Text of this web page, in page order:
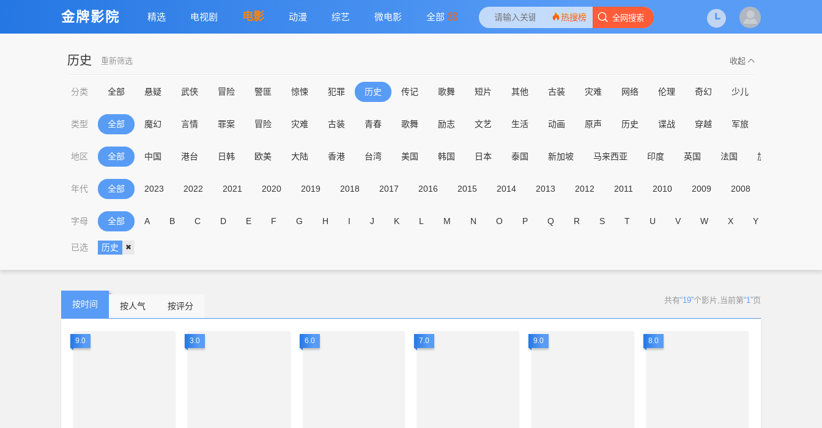
金牌影院 精选 电视剧 电影 动漫 综艺 微电影 全部 全网搜索
热搜榜
历史 重新筛选 收起
分类 全部 悬疑 武侠 冒险 警匪 惊悚 犯罪 历史 传记 歌舞 短片 其他 古装 灾难 网络 伦理 奇幻 少儿
类型 全部 魔幻 言情 罪案 冒险 灾难 古装 青春 歌舞 励志 文艺 生活 动画 原声 历史 谍战 穿越 军旅
地区 全部 中国 港台 日韩 欧美 大陆 香港 台湾 美国 韩国 日本 泰国 新加坡 马来西亚 印度 英国 法国 加拿大
年代 全部 2023 2022 2021 2020 2019 2018 2017 2016 2015 2014 2013 2012 2011 2010 2009 2008
字母 全部 A B C D E F G H I J K L M N O P Q R S T U V W X Y
已选 历史
按时间 按人气 按评分
共有“19”个影片,当前第“1”页
9.0 3.0 6.0 7.0 9.0 8.0